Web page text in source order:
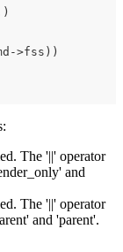
>fss))
The '||' operator
and
The '||' operator
and 'parent'.